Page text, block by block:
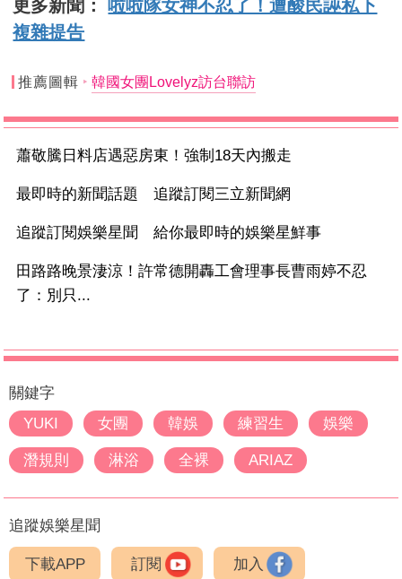
更多新聞： 啦啦隊女神不忍了！遭酸民誣私下
複雜提告
推薦圖輯 韓國女團Lovelyz訪台聯訪
蕭敬騰日料店遇惡房東！強制18天內搬走
最即時的新聞話題 追蹤訂閱三立新聞網
追蹤訂閱娛樂星聞 給你最即時的娛樂星鮮事
田路路晚景淒涼！許常德開轟工會理事長曹雨婷不忍
了：別只...
關鍵字
YUKI
女團 韓娛 練習生 娛樂
潛規則 淋浴 全裸 ARIAZ
追蹤娛樂星聞
下載APP 訂閱 加入